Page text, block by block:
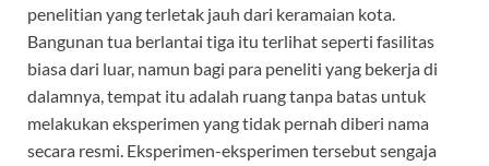
penelitian yang terletak jauh dari keramaian kota.
Bangunan tua berlantai tiga itu terlihat seperti fasilitas
biasa dari luar, namun bagi para peneliti yang bekerja di
dalamnya, tempat itu adalah ruang tanpa batas untuk
melakukan eksperimen yang tidak pernah diberi nama
secara resmi. Eksperimen-eksperimen tersebut sengaja